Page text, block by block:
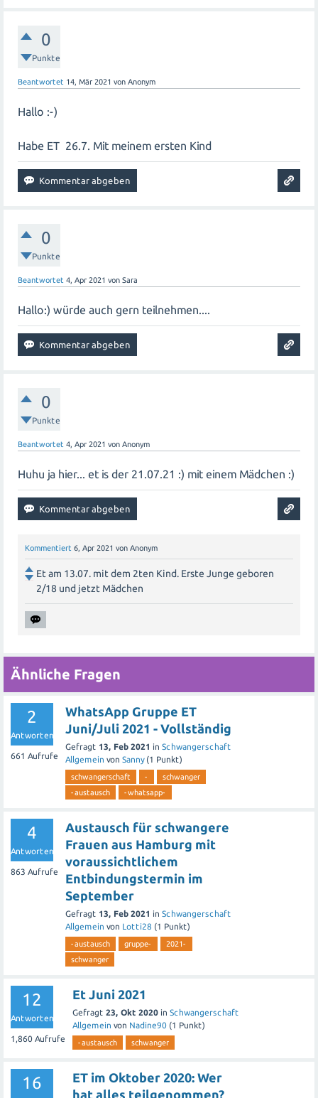
0
Punkte
Beantwortet 14, Mär 2021 von Anonym
Hallo :-)
Habe ET 26.7. Mit meinem ersten Kind
0
Punkte
Beantwortet 4, Apr 2021 von Sara
Hallo:) würde auch gern teilnehmen....
0
Punkte
Beantwortet 4, Apr 2021 von Anonym
Huhu ja hier... et is der 21.07.21 :) mit einem Mädchen :)
Kommentiert 6, Apr 2021 von Anonym
Et am 13.07. mit dem 2ten Kind. Erste Junge geboren
2/18 und jetzt Mädchen
Ähnliche Fragen
2
Antworten
661 Aufrufe
WhatsApp Gruppe ET
Juni/Juli 2021 - Vollständig
Gefragt 13, Feb 2021 in Schwangerschaft
Allgemein von Sanny (1 Punkt)
schwangerschaft -
schwanger
-austausch
-whatsapp-
4
Antworten
863 Aufrufe
Austausch für schwangere
Frauen aus Hamburg mit
voraussichtlichem
Entbindungstermin im
September
Gefragt 13, Feb 2021 in Schwangerschaft
Allgemein von Lotti28 (1 Punkt)
-austausch gruppe-
2021-
schwanger
12
Antworten
1,860 Aufrufe
Et Juni 2021
Gefragt 23, Okt 2020 in Schwangerschaft
Allgemein von Nadine90 (1 Punkt)
-austausch schwanger
16
ET im Oktober 2020: Wer
hat alles teilgenommen?